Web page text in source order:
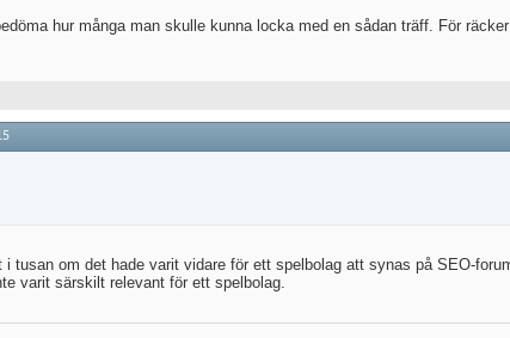
hur många man skulle kunna locka med en sådan träff. För
i tusan om det hade varit vidare för ett spelbolag att synas på SEO-
varit särskilt relevant för ett spelbolag.